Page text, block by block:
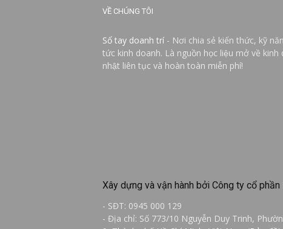
VỀ CHÚNG TÔI
Sổ tay doanh trí - Nơi chia sẻ kiến thức, kỹ
tức kinh doanh. Là nguồn học liệu mở về kinh
nhật liên tục và hoàn toàn miễn phí!
Xây dựng và vận hành bởi Công ty cổ
- SĐT: 0945 000 129
- Địa chỉ: Số 773/10 Nguyễn Duy Trinh,